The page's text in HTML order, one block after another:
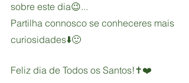
sobre este dia😉...
Partilha connosco se conheceres mais
curiosidades⬇️🙂
Feliz dia de Todos os Santos!✝️❤️